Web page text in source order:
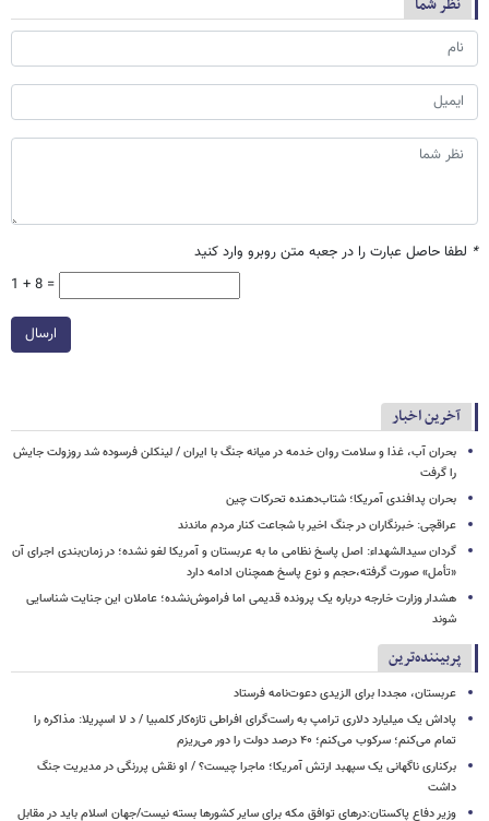
* لطفا حاصل عبارت را در جعبه متن روبرو وارد کنید
1 + 8 =
ارسال
آخرین اخبار
بحران آب، غذا و سلامت روان خدمه در میانه جنگ با ایران / لینکلن فرسوده شد روزولت جایش
را گرفت
بحران پدافندی آمریکا؛ شتاب‌دهنده تحرکات چین
عراقچی: خبرنگاران در جنگ اخیر با شجاعت کنار مردم ماندند
گردان سیدالشهداء: اصل پاسخ نظامی ما به عربستان و آمریکا لغو نشده؛ در زمان‌بندی اجرای آن
«تأمل» صورت گرفته،حجم و نوع پاسخ همچنان ادامه دارد
هشدار وزارت خارجه درباره یک پرونده قدیمی اما فراموش‌نشده؛ عاملان این جنایت شناسایی
شوند
پربیننده‌ترین
عربستان، مجددا برای الزیدی دعوت‌نامه فرستاد
پاداش یک میلیارد دلاری ترامپ به راست‌گرای افراطی تازه‌کار کلمبیا / د لا اسپریلا: مذاکره را
تمام می‌کنم؛ سرکوب می‌کنم؛ ۴۰ درصد دولت را دور می‌ریزم
برکناری ناگهانی یک سپهبد ارتش آمریکا؛ ماجرا چیست؟ / او نقش پررنگی در مدیریت جنگ
داشت
وزیر دفاع پاکستان:درهای توافق مکه برای سایر کشورها بسته نیست/جهان اسلام باید در مقابل